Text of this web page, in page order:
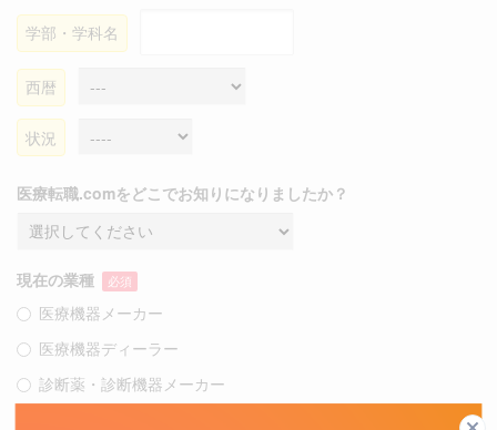
学部・学科名
西暦
状況
医療転職.comをどこでお知りになりましたか？
現在の業種 必須
医療機器メーカー
医療機器ディーラー
診断薬・診断機器メーカー